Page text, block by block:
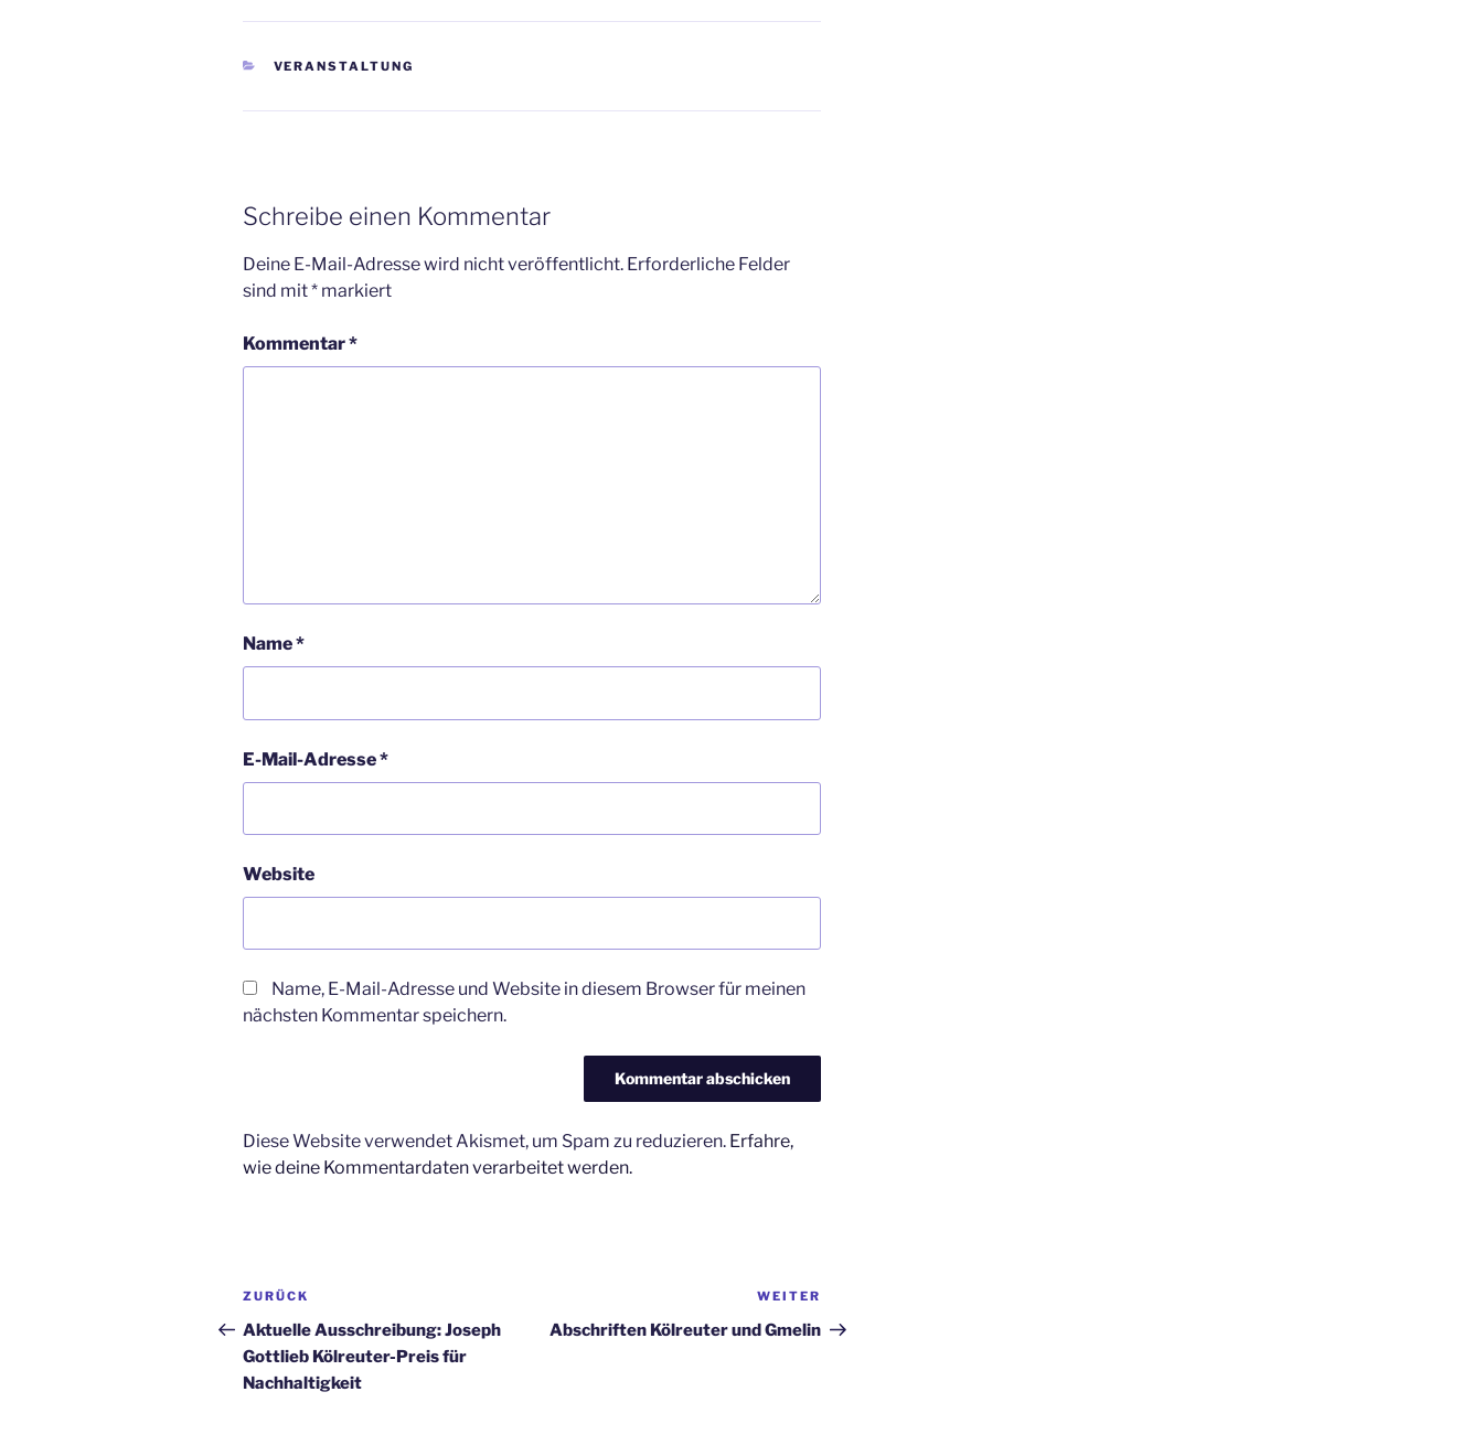
KATEGORIEN
VERANSTALTUNG
Schreibe einen Kommentar
Deine E-Mail-Adresse wird nicht veröffentlicht. Erforderliche Felder
sind mit* markiert
Kommentar*
Name*
E-Mail-Adresse*
Website
Name, E-Mail-Adresse und Website in diesem Browser für meinen
nächsten Kommentar speichern.
Diese Website verwendet Akismet, um Spam zu reduzieren. Erfahre,
wie deine Kommentardaten verarbeitet werden.
Beitragsnavigation
Vorheriger
Beitrag
ZURÜCK
Aktuelle Ausschreibung: Joseph
Gottlieb Kölreuter-Preis für
Nachhaltigkeit
Beitrag
WEITER
Abschriften Kölreuter und Gmelin